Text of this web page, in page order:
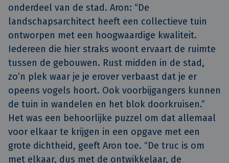
onderdeel van de stad. Aron: “De
landschapsarchitect heeft een collectieve tuin
ontworpen met een hoogwaardige kwaliteit.
Iedereen die hier straks woont ervaart de ruimte
tussen de gebouwen. Rust midden in de stad,
zo’n plek waar je je erover verbaast dat je er
opeens vogels hoort. Ook voorbijgangers kunnen
de tuin in wandelen en het blok doorkruisen.”
Het was een behoorlijke puzzel om dat allemaal
voor elkaar te krijgen in een opgave met een
grote dichtheid, geeft Aron toe. “De truc is om
met elkaar, dus met de ontwikkelaar, de